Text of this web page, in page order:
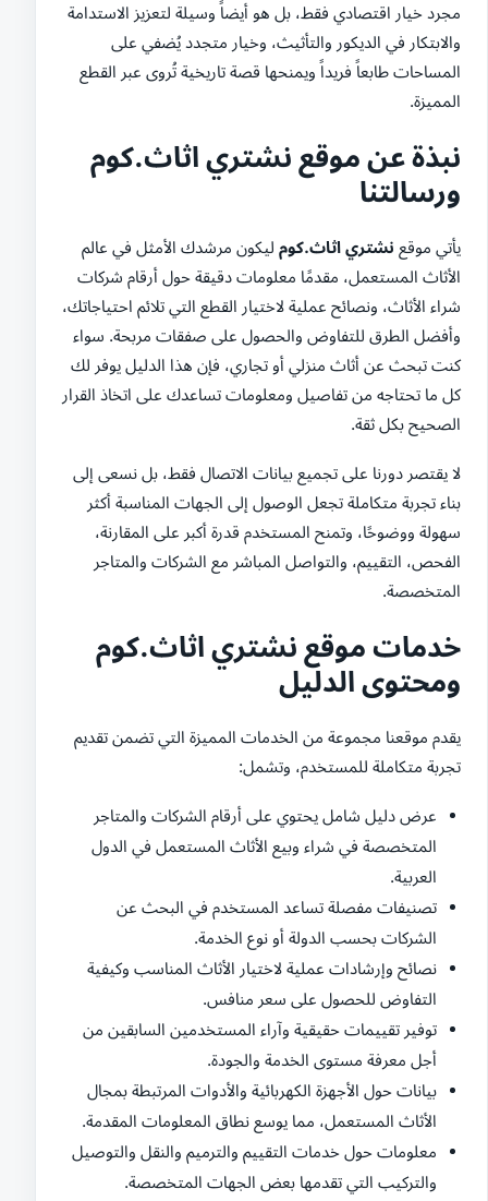
مجرد خيار اقتصادي فقط، بل هو أيضاً وسيلة لتعزيز الاستدامة
والابتكار في الديكور والتأثيث، وخيار متجدد يُضفي على
المساحات طابعاً فريداً ويمنحها قصة تاريخية تُروى عبر القطع
المميزة.
نبذة عن موقع نشتري اثاث.كوم
ورسالتنا
يأتي موقع نشتري اثاث.كوم ليكون مرشدك الأمثل في عالم
الأثاث المستعمل، مقدمًا معلومات دقيقة حول أرقام شركات
شراء الأثاث، ونصائح عملية لاختيار القطع التي تلائم احتياجاتك،
وأفضل الطرق للتفاوض والحصول على صفقات مربحة. سواء
كنت تبحث عن أثاث منزلي أو تجاري، فإن هذا الدليل يوفر لك
كل ما تحتاجه من تفاصيل ومعلومات تساعدك على اتخاذ القرار
الصحيح بكل ثقة.
لا يقتصر دورنا على تجميع بيانات الاتصال فقط، بل نسعى إلى
بناء تجربة متكاملة تجعل الوصول إلى الجهات المناسبة أكثر
سهولة ووضوحًا، وتمنح المستخدم قدرة أكبر على المقارنة،
الفحص، التقييم، والتواصل المباشر مع الشركات والمتاجر
المتخصصة.
خدمات موقع نشتري اثاث.كوم
ومحتوى الدليل
يقدم موقعنا مجموعة من الخدمات المميزة التي تضمن تقديم
تجربة متكاملة للمستخدم، وتشمل:
عرض دليل شامل يحتوي على أرقام الشركات والمتاجر
المتخصصة في شراء وبيع الأثاث المستعمل في الدول
العربية.
تصنيفات مفصلة تساعد المستخدم في البحث عن
الشركات بحسب الدولة أو نوع الخدمة.
نصائح وإرشادات عملية لاختيار الأثاث المناسب وكيفية
التفاوض للحصول على سعر منافس.
توفير تقييمات حقيقية وآراء المستخدمين السابقين من
أجل معرفة مستوى الخدمة والجودة.
بيانات حول الأجهزة الكهربائية والأدوات المرتبطة بمجال
الأثاث المستعمل، مما يوسع نطاق المعلومات المقدمة.
معلومات حول خدمات التقييم والترميم والنقل والتوصيل
والتركيب التي تقدمها بعض الجهات المتخصصة.